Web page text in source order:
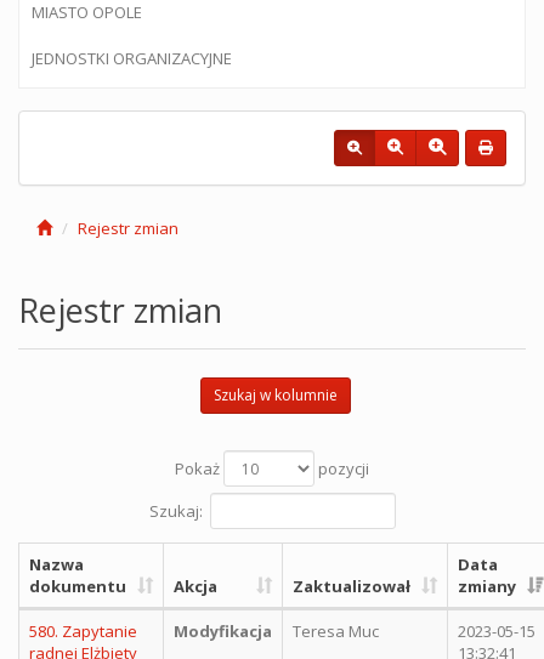
MIASTO OPOLE
JEDNOSTKI ORGANIZACYJNE
Rejestr zmian
Rejestr zmian
Szukaj w kolumnie
Pokaż
pozycji
Szukaj:
Nazwa
dokumentu
Akcja Zaktualizował
Data
zmiany
580. Zapytanie
radnej Elżbiety
Modyfikacja Teresa Muc
2023-05-15
13:32:41